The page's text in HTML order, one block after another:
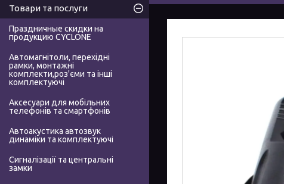
Товари та послуги
Праздничные скидки на
продукцию CYCLONE
Автомагнітоли, перехідні
рамки, монтажні
комплекти,роз'єми та інші
комплектуючі
Аксесуари для мобільних
телефонів та смартфонів
Автоакустика автозвук
динаміки та комплектуючі
Сигналізації та центральні
замки